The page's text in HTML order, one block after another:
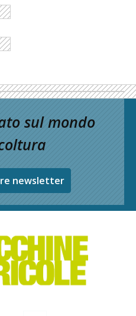
sul mondo
newsletter